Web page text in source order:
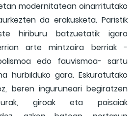
modernitatean oinarritutako
da erakusketa. Paristik
hiriburu batzuetatik igaro
arte mintzaira berriak -
edo fauvismoa- sartu
hurbilduko gara. Eskuratutako
beren inguruneari begiratzen
giroak eta paisaiak